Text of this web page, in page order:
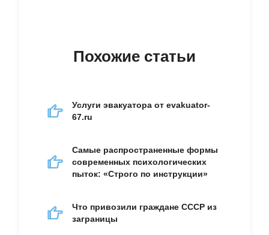
Похожие статьи
Услуги эвакуатора от evakuator-
67.ru
Самые распространенные формы
современных психологических
пыток: «Строго по инструкции»
Что привозили граждане СССР из
заграницы